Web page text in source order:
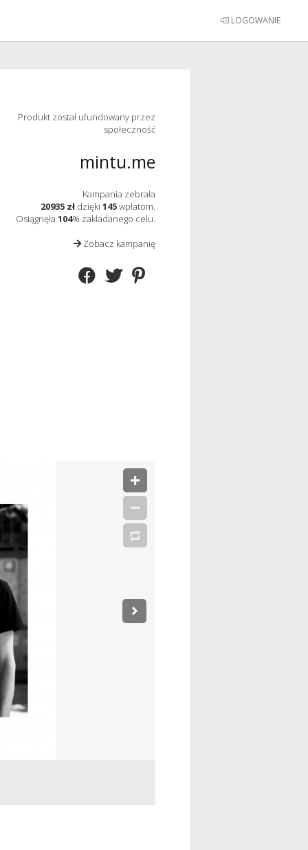
LOGOWANIE
Produkt został ufundowany przez
społeczność
mintu.me
Kampania zebrała
20935 zł dzięki 145wpłatom.
Osiągnęła 104% zakładanego celu.
Zobacz kampanię